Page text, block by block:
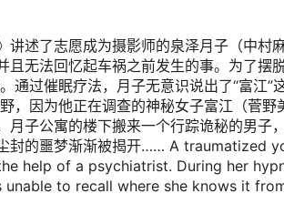
讲述了志愿成为摄影师的泉泽月子（中村
且无法回忆起车祸之前发生的事。为了摆
通过催眠疗法，月子无意识说出了“富江
，因为他正在调查的神秘女子富江（菅
月子公寓的楼下搬来一个行踪诡秘的男子
封的噩梦渐渐被揭开…… A traumatized
help of a psychiatrist. During her
unable to recall where she knows it